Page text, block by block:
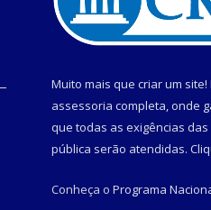
Muito mais que criar um
assessoria completa, onde
que todas as exigências
pública serão atendidas.
Conheça o Programa